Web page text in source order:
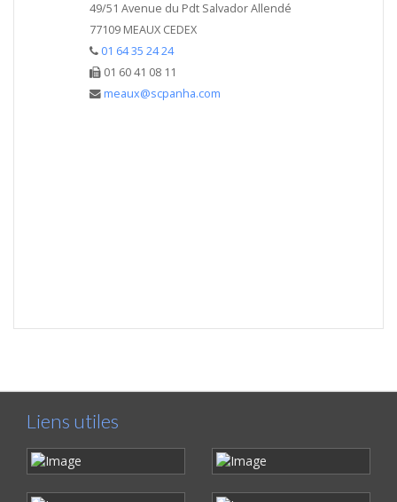
49/51 Avenue du Pdt Salvador Allendé
77109 MEAUX CEDEX
01 64 35 24 24
01 60 41 08 11
meaux@scpanha.com
Liens utiles